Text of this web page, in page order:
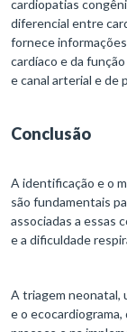
cardiopatias
diferencial entre
fornece
cardíaco e da
e canal arterial e de
Conclusão
A identificação e o
são fundamentais
associadas a essas
e a dificuldade
A triagem neonatal,
e o